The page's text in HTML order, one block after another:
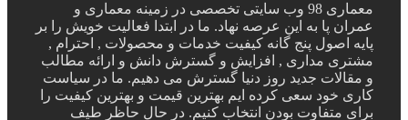
معماری 98 وب سایتی تخصصی در زمینه معماری و
عمران پا به این عرصه نهاد. ما در ابتدا فعالیت خویش را بر
پایه اصول پنج گانه کیفیت خدمات و محصولات , احترام ,
مشتری مداری , افزایش و گسترش دانش و ارائه مطالب
و مقالات جدید روز دنیا گسترش می دهیم. ما در سیاست
کاری خود سعی کرده ایم بهترین قیمت و بهترین کیفیت را
برای متفاوت بودن انتخاب کنیم. در حال حاظر طیف